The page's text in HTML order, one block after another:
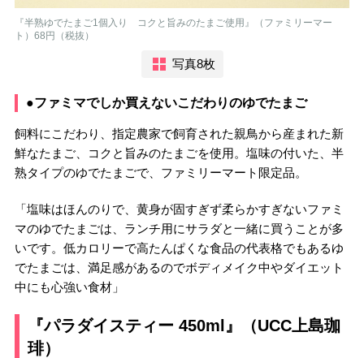
『半熟ゆでたまご1個入り コクと旨みのたまご使用』（ファミリーマー
ト）68円（税抜）
写真8枚
●ファミマでしか買えないこだわりのゆでたまご
飼料にこだわり、指定農家で飼育された親鳥から産まれた新
鮮なたまご、コクと旨みのたまごを使用。塩味の付いた、半
熟タイプのゆでたまごで、ファミリーマート限定品。
「塩味はほんのりで、黄身が固すぎず柔らかすぎないファミ
マのゆでたまごは、ランチ用にサラダと一緒に買うことが多
いです。低カロリーで高たんぱくな食品の代表格でもあるゆ
でたまごは、満足感があるのでボディメイク中やダイエット
中にも心強い食材」
『パラダイスティー 450ml』（UCC上島珈
琲）